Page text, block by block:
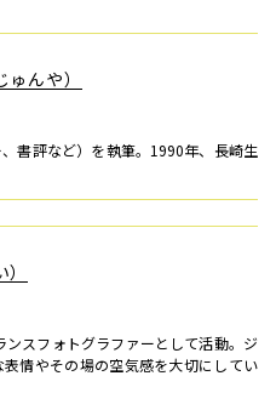
んや）
書評など）を執筆。1990年、長崎生
スフォトグラファーとして活動。ジ
情やその場の空気感を大切にしてい